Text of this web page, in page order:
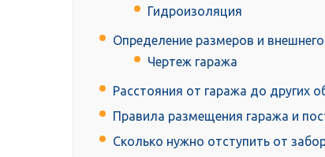
Гидроизоляция
Определение размеров и
Чертеж гаража
Расстояния от гаража до других
Правила размещения гаража и
Сколько нужно отступить от